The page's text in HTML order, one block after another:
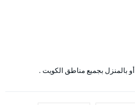
أو بالمنزل بجميع مناطق الكويت .